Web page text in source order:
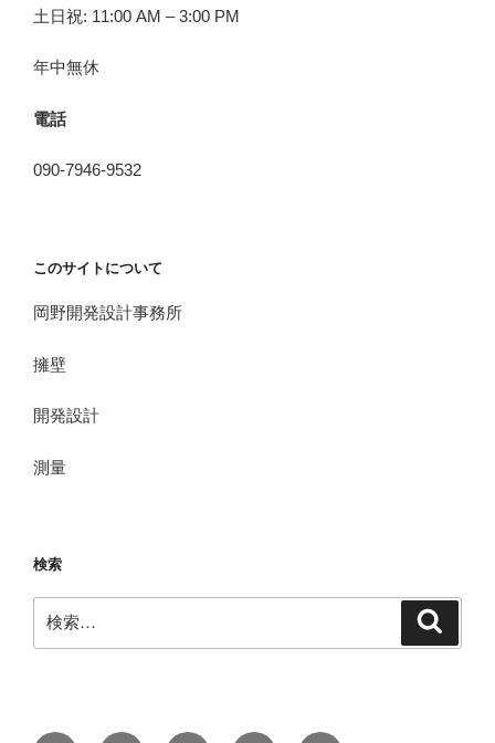
土日祝: 11:00 AM – 3:00 PM
年中無休
電話
090-7946-9532
このサイトについて
岡野開発設計事務所
擁壁
開発設計
測量
検索
索: